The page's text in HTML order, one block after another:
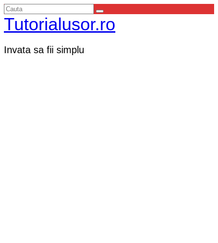
Tutorialusor.ro
Invata sa fii simplu